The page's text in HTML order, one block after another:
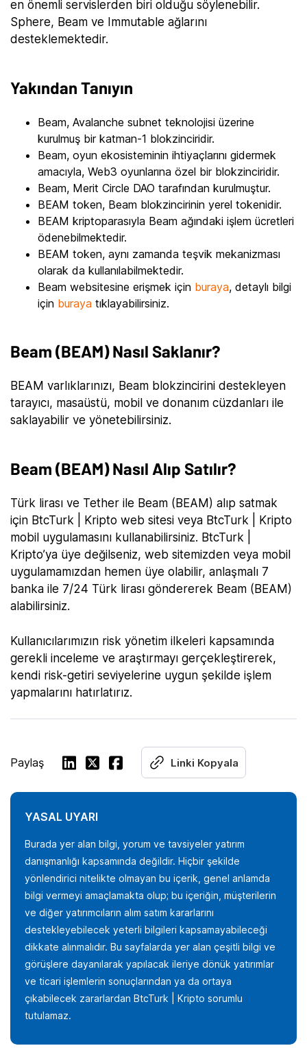
en önemli servislerden biri olduğu söylenebilir.
Sphere, Beam ve Immutable ağlarını
desteklemektedir.
Yakından Tanıyın
Beam, Avalanche subnet teknolojisi üzerine
kurulmuş bir katman-1 blokzinciridir.
Beam, oyun ekosisteminin ihtiyaçlarını gidermek
amacıyla, Web3 oyunlarına özel bir blokzinciridir.
Beam, Merit Circle DAO tarafından kurulmuştur.
BEAM token, Beam blokzincirinin yerel tokenidir.
BEAM kriptoparasıyla Beam ağındaki işlem ücretleri
ödenebilmektedir.
BEAM token, aynı zamanda teşvik mekanizması
olarak da kullanılabilmektedir.
Beam websitesine erişmek için buraya, detaylı bilgi
için buraya tıklayabilirsiniz.
Beam (BEAM) Nasıl Saklanır?
BEAM varlıklarınızı, Beam blokzincirini destekleyen
tarayıcı, masaüstü, mobil ve donanım cüzdanları ile
saklayabilir ve yönetebilirsiniz.
Beam (BEAM) Nasıl Alıp Satılır?
Türk lirası ve Tether ile Beam (BEAM) alıp satmak
için BtcTurk | Kripto web sitesi veya BtcTurk | Kripto
mobil uygulamasını kullanabilirsiniz. BtcTurk |
Kripto’ya üye değilseniz, web sitemizden veya mobil
uygulamamızdan hemen üye olabilir, anlaşmalı 7
banka ile 7/24 Türk lirası göndererek Beam (BEAM)
alabilirsiniz.
Kullanıcılarımızın risk yönetim ilkeleri kapsamında
gerekli inceleme ve araştırmayı gerçekleştirerek,
kendi risk-getiri seviyelerine uygun şekilde işlem
yapmalarını hatırlatırız.
Paylaş Linki Kopyala
YASAL UYARI
Burada yer alan bilgi, yorum ve tavsiyeler yatırım
danışmanlığı kapsamında değildir. Hiçbir şekilde
yönlendirici nitelikte olmayan bu içerik, genel anlamda
bilgi vermeyi amaçlamakta olup; bu içeriğin, müşterilerin
ve diğer yatırımcıların alım satım kararlarını
destekleyebilecek yeterli bilgileri kapsamayabileceği
dikkate alınmalıdır. Bu sayfalarda yer alan çeşitli bilgi ve
görüşlere dayanılarak yapılacak ileriye dönük yatırımlar
ve ticari işlemlerin sonuçlarından ya da ortaya
çıkabilecek zararlardan BtcTurk | Kripto sorumlu
tutulamaz.